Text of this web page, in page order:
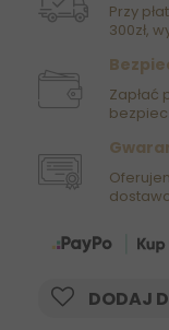
Przy
300zł,
Zapłać
DODAJ